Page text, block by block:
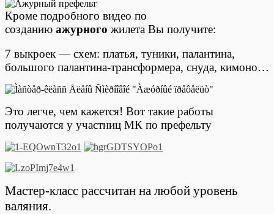
Кроме подробного видео по
созданию ажурного жилета Вы получите:
7 выкроек — схем: платья, туники, палантина,
большого палантина-трансформера, снуда, кимоно…
Это легче, чем кажется! Вот такие работы
получаются у участниц МК по префельту
Мастер-класс рассчитан на любой уровень
валяния.